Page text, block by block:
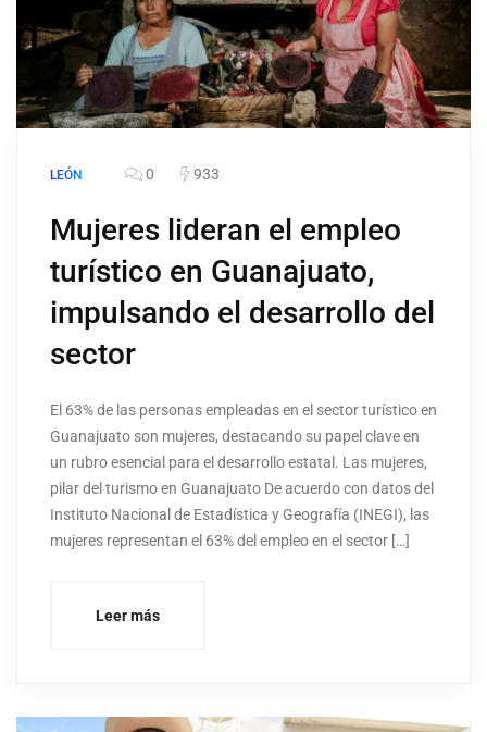
LEÓN 0 933
Mujeres lideran el empleo
turístico en Guanajuato,
impulsando el desarrollo del
sector
El 63% de las personas empleadas en el sector turístico en
Guanajuato son mujeres, destacando su papel clave en
un rubro esencial para el desarrollo estatal. Las mujeres,
pilar del turismo en Guanajuato De acuerdo con datos del
Instituto Nacional de Estadística y Geografía (INEGI), las
mujeres representan el 63% del empleo en el sector […]
Leer más